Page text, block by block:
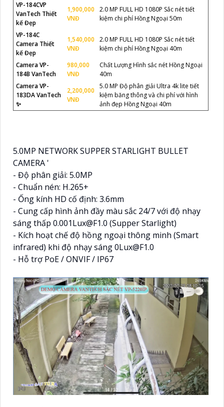
VP-184CVP
VanTech Thiết
kế Đẹp
1,900,000
VNĐ
2.0 MP FULL HD 1080P Sắc nét tiết
kiệm chi phí Hồng Ngoại 50m
VP-184C
Camera Thiết
kế Đẹp
1,540,000
VNĐ
2.0 MP FULL HD 1080P Sắc nét tiết
kiệm chi phí Hồng Ngoại 40m
Camera VP-
184B VanTech
980,000
VNĐ
Chất Lượng Hình sắc nét Hồng Ngoại
40m
Camera VP-
183DA VanTech
✨
2,200,000
VNĐ
5.0 MP Độ phân giải Ultra 4k lite tiết
kiệm băng thông và chi phí với hình
ảnh đẹp Hồng Ngoại 40m
5.0MP NETWORK SUPPER STARLIGHT BULLET
CAMERA '
- Độ phân giải: 5.0MP
- Chuẩn nén: H.265+
- Ống kính HD cố định: 3.6mm
- Cung cấp hình ảnh đầy màu sắc 24/7 với độ nhạy
sáng thấp 0.001Lux@F1.0 (Supper Starlight)
- Kích hoạt chế độ hồng ngoại thông minh (Smart
infrared) khi độ nhạy sáng 0Lux@F1.0
- Hỗ trợ PoE / ONVIF / IP67